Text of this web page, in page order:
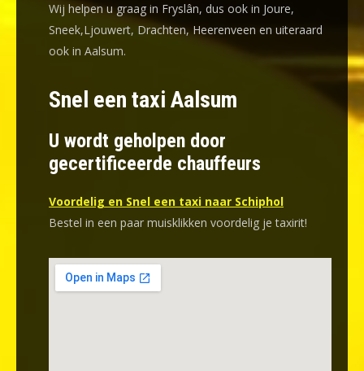
Wij helpen u graag in Fryslân, dus ook in Joure,
Sneek,Ljouwert, Drachten, Heerenveen en uiteraard
ook in Aalsum.
Snel een taxi Aalsum
U wordt geholpen door
gecertificeerde chauffeurs
Voordelig en Snel een taxi naar Schiphol
Bestel in een paar muisklikken voordelig je taxirit!